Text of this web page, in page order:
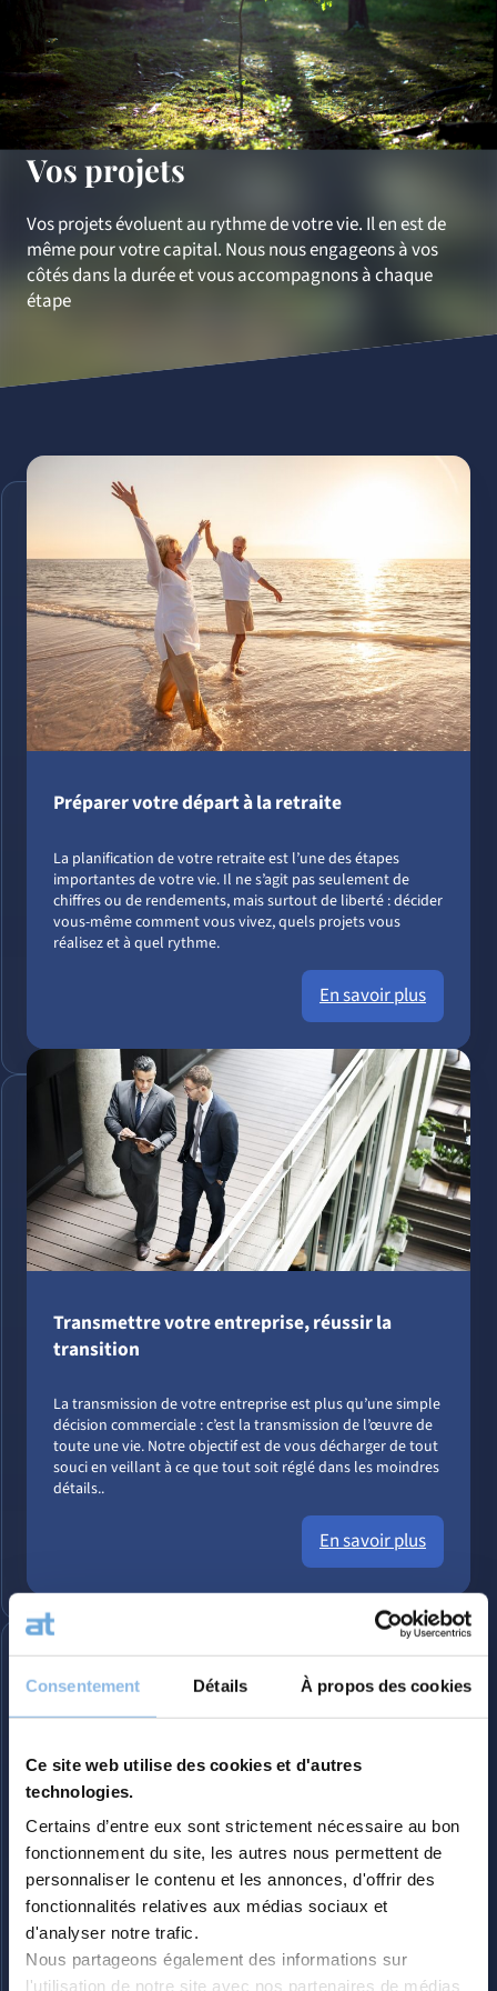
Consentement Détails À propos des cookies
Ce site web utilise des cookies et d'autres
technologies.
Certains d’entre eux sont strictement nécessaire au bon
fonctionnement du site, les autres nous permettent de
personnaliser le contenu et les annonces, d'offrir des
fonctionnalités relatives aux médias sociaux et
d'analyser notre trafic.
Nous partageons également des informations sur
l'utilisation de notre site avec nos partenaires de médias
Vos projets
Vos projets évoluent au rythme de votre vie. Il en est de
même pour votre capital. Nous nous engageons à vos
côtés dans la durée et vous accompagnons à chaque
étape
Préparer votre départ à la retraite
La planification de votre retraite est l’une des étapes
importantes de votre vie. Il ne s’agit pas seulement de
chiffres ou de rendements, mais surtout de liberté : décider
vous-même comment vous vivez, quels projets vous
réalisez et à quel rythme.
En savoir plus
Transmettre votre entreprise, réussir la
transition
La transmission de votre entreprise est plus qu’une simple
décision commerciale : c’est la transmission de l’œuvre de
toute une vie. Notre objectif est de vous décharger de tout
souci en veillant à ce que tout soit réglé dans les moindres
détails..
En savoir plus
Faire une donation à vos enfants